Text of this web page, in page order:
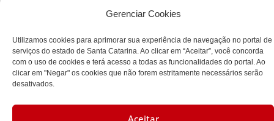
Gerenciar Cookies
Utilizamos cookies para aprimorar sua experiência de navegação no portal de
serviços do estado de Santa Catarina. Ao clicar em “Aceitar”, você concorda
com o uso de cookies e terá acesso a todas as funcionalidades do portal. Ao
clicar em "Negar" os cookies que não forem estritamente necessários serão
desativados.
Aceitar
Social
Rua Fúlvio Aducci, 1214 - Loja 06
Bairro:
Estreito - Florianópolis - SC
88075-000